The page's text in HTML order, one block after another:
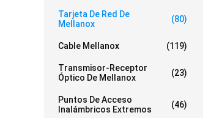
Tarjeta De Red De
Mellanox
(80)
Cable Mellanox (119)
Transmisor-Receptor
Óptico De Mellanox
(23)
Puntos De Acceso
Inalámbricos Extremos
(46)